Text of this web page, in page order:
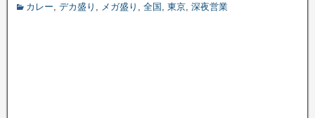
カレー, デカ盛り , メガ盛り , 全国 , 東京, 深夜営業